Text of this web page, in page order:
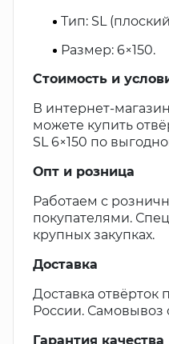
Тип: SL
Размер: 6×150.
Стоимость и
В интернет-
можете купить
SL 6×150 по
Опт и розница
Работаем с
покупателями.
крупных закупках.
Доставка
Доставка
России. Самовывоз
Гарантия качества